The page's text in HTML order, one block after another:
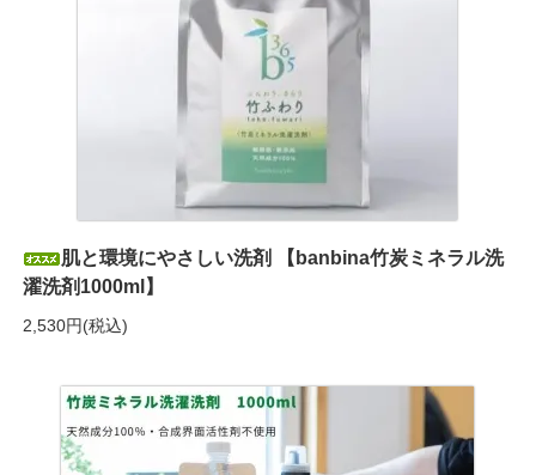
肌と環境にやさしい洗剤 【banbina竹炭ミネラル洗
濯洗剤1000ml】
2,530円(税込)